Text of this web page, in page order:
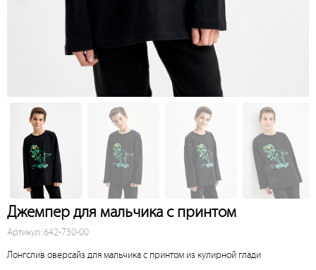
Джемпер для мальчика с принтом
Артикул: 642-730-00
Лонгслив оверсайз для мальчика с принтом из кулирной глади